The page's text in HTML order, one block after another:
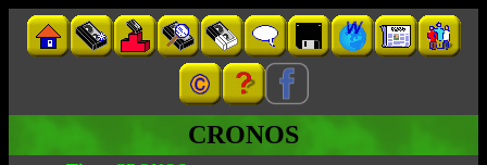
CRONOS